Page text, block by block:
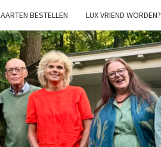
BESTELLEN LUX VRIEND WORDEN?